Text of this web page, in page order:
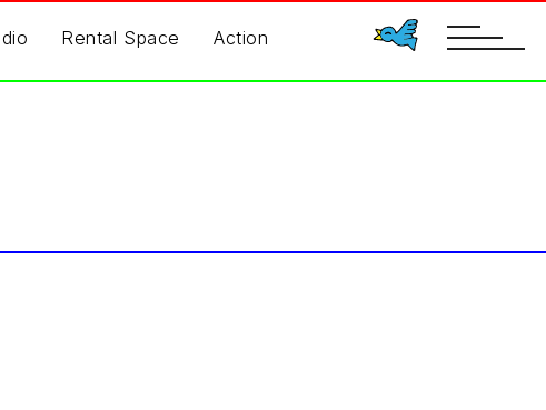
Rental Space Action
toggle